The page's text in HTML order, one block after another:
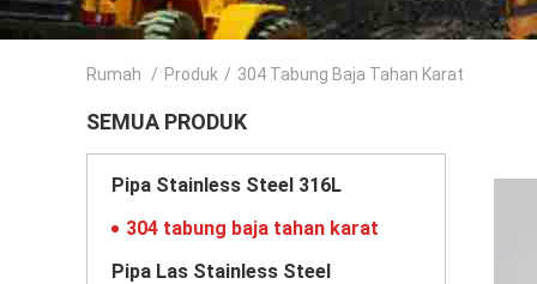
Rumah / Produk / 304 Tabung Baja Tahan Karat
SEMUA PRODUK
Pipa Stainless Steel 316L
304 tabung baja tahan karat
Pipa Las Stainless Steel